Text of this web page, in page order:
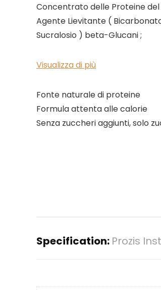
Concentrato delle Proteine
Agente Lievitante (
Sucralosio ) beta-Glucani ;
Visualizza di più
Fonte naturale di proteine
Formula attenta alle calorie
Senza zuccheri aggiunti, solo
Specification: Prozis